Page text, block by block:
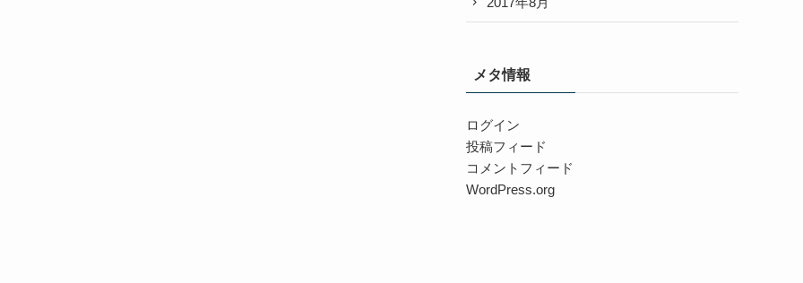
メタ情報
ログイン
投稿フィード
コメントフィード
WordPress.org